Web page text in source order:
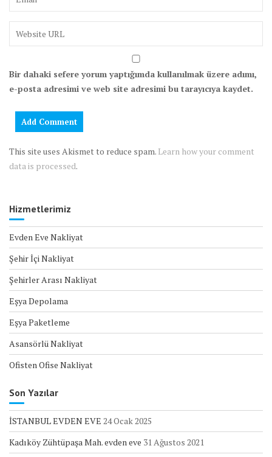
Bir dahaki sefere yorum yaptığımda kullanılmak üzere adımı,
e-posta adresimi ve web site adresimi bu tarayıcıya kaydet.
This site uses Akismet to reduce spam. Learn how your comment
data is processed.
Hizmetlerimiz
Evden Eve Nakliyat
Şehir İçi Nakliyat
Şehirler Arası Nakliyat
Eşya Depolama
Eşya Paketleme
Asansörlü Nakliyat
Ofisten Ofise Nakliyat
Son Yazılar
İSTANBUL EVDEN EVE 24 Ocak 2025
Kadıköy Zühtüpaşa Mah. evden eve 31 Ağustos 2021